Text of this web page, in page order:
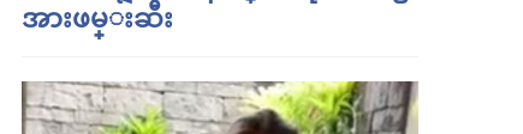
အားဖမ္းဆီး